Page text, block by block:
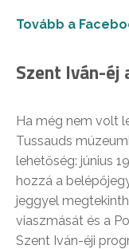
Tovább a
Szent Iván-éj
Ha még nem volt
Tussauds
lehetőség: június
hozzá a
jeggyel
viaszmását és a
Szent Iván-éji